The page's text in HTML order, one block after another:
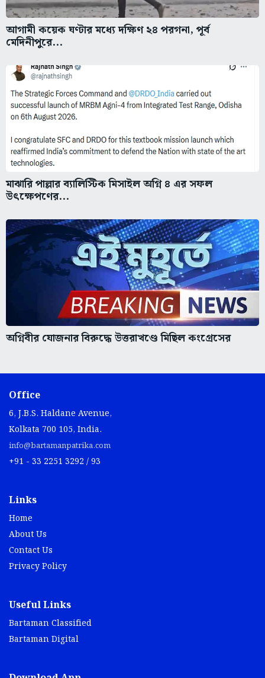
আগামী কয়েক ঘণ্টার মধ্যে দক্ষিণ ২৪ পরগনা, পূর্ব
মেদিনীপুরে...
মাঝারি পাল্লার ব্যালিস্টিক মিসাইল অগ্নি ৪ এর সফল
উৎক্ষেপণের...
অগ্নিবীর যোজনার বিরুদ্ধে উত্তরাখণ্ডে মিছিল কংগ্রেসের
Office
6, J.B.S. Haldane Avenue,
Kolkata 700 105, India.
info@bartamanpatrika.com
+91 - 33 2251 3292 / 93
Links
Home
About Us
Contact Us
Privacy Policy
Useful Links
Bartaman Classified
Bartaman Digital